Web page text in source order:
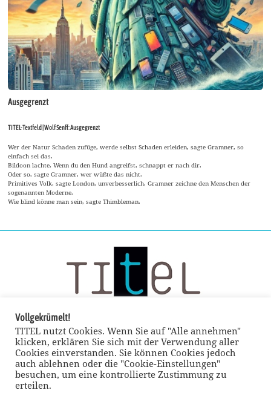
Ausgegrenzt
TITEL-Textfeld | Wolf Senff: Ausgegrenzt
Wer der Natur Schaden zufüge, werde selbst Schaden erleiden, sagte Gramner, so
einfach sei das.
Bildoon lachte. Wenn du den Hund angreifst, schnappt er nach dir.
Oder so, sagte Gramner, wer wüßte das nicht.
Primitives Volk, sagte London, unverbesserlich, Gramner zeichne den Menschen der
sogenannten Moderne.
Wie blind könne man sein, sagte Thimbleman.
Vollgekrümelt!
TITEL nutzt Cookies. Wenn Sie auf "Alle annehmen"
klicken, erklären Sie sich mit der Verwendung aller
Cookies einverstanden. Sie können Cookies jedoch
auch ablehnen oder die "Cookie-Einstellungen"
besuchen, um eine kontrollierte Zustimmung zu
erteilen.